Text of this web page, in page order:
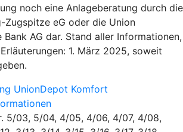
noch eine Anlageberatung durch die
Zugspitze eG oder die Union
Bank AG dar. Stand aller Informationen,
1. März 2025, soweit
UnionDepot Komfort
5/03, 5/04, 4/05, 4/06, 4/07, 4/08,